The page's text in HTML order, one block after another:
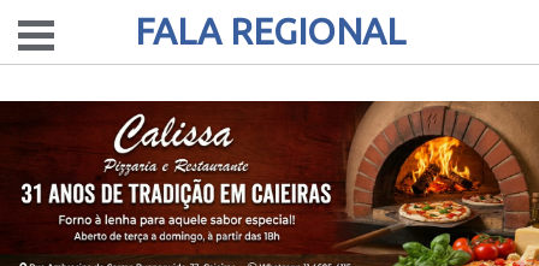
FALA REGIONAL